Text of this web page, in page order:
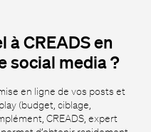
à CREADS en
social media ?
en ligne de vos posts et
(budget, ciblage,
CREADS, expert